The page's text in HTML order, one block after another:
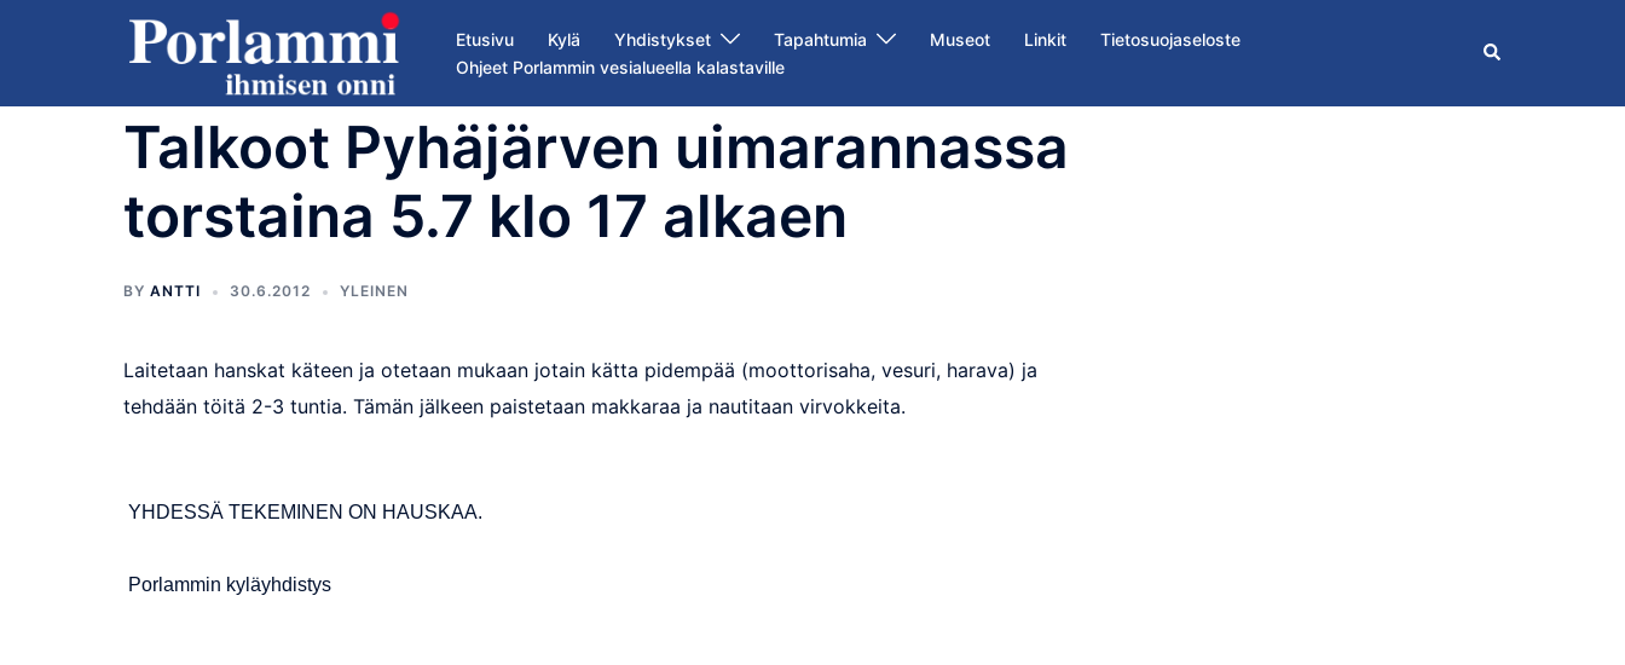
Etusivu Kylä Yhdistykset Tapahtumia Museot Linkit
Tietosuojaseloste
Ohjeet Porlammin vesialueella kalastaville
Search
Talkoot Pyhäjärven uimarannassa
torstaina 5.7 klo 17 alkaen
BY ANTTI 30.6.2012 YLEINEN
Laitetaan hanskat käteen ja otetaan mukaan jotain kätta pidempää (moottorisaha, vesuri, harava) ja
tehdään töitä 2-3 tuntia. Tämän jälkeen paistetaan makkaraa ja nautitaan virvokkeita.
YHDESSÄ TEKEMINEN ON HAUSKAA.
Porlammin kyläyhdistys